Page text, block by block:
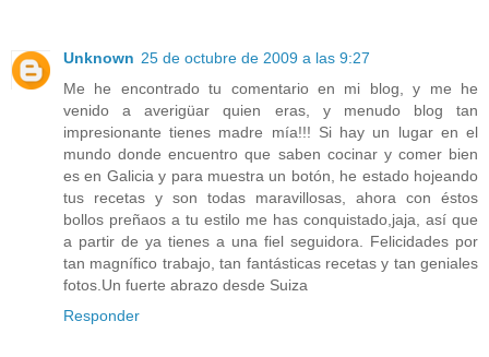
Unknown 25 de octubre de 2009 a las 9:27
Me he encontrado tu comentario en mi blog, y me he
venido a averigüar quien eras, y menudo blog tan
impresionante tienes madre mía!!! Si hay un lugar en el
mundo donde encuentro que saben cocinar y comer bien
es en Galicia y para muestra un botón, he estado hojeando
tus recetas y son todas maravillosas, ahora con éstos
bollos preñaos a tu estilo me has conquistado,jaja, así que
a partir de ya tienes a una fiel seguidora. Felicidades por
tan magnífico trabajo, tan fantásticas recetas y tan geniales
fotos.Un fuerte abrazo desde Suiza
Responder